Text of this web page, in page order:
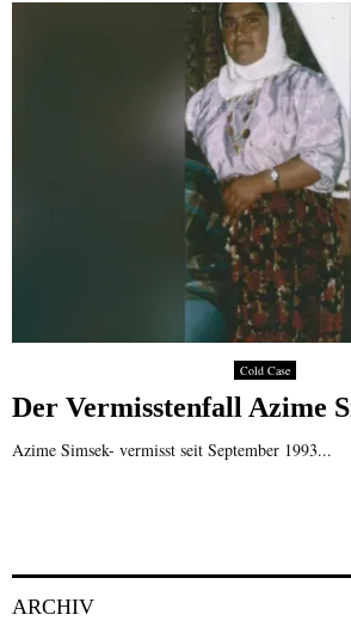
Cold Case
Der Vermisstenfall Azime
Azime Simsek- vermisst seit September 1993...
ARCHIV